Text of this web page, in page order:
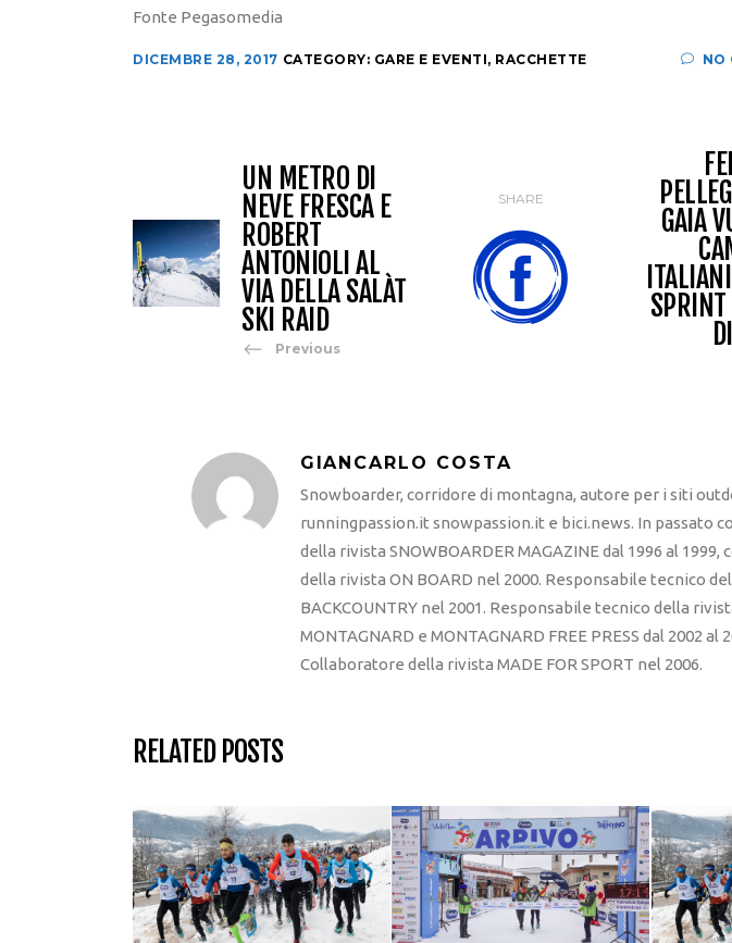
Fonte Pegasomedia
DICEMBRE 28, 2017 CATEGORY: GARE E EVENTI, RACCHETTE NO
UN METRO DI
NEVE FRESCA E
ROBERT
ANTONIOLI AL
VIA DELLA SALÀT
SKI RAID
Previous
SHARE
GAIA
GIANCARLO COSTA
Snowboarder, corridore di montagna, autore per i siti
runningpassion.it snowpassion.it e bici.news. In passato
della rivista SNOWBOARDER MAGAZINE dal 1996 al
della rivista ON BOARD nel 2000. Responsabile tecnico
BACKCOUNTRY nel 2001. Responsabile tecnico della
MONTAGNARD e MONTAGNARD FREE PRESS dal 2002 al
Collaboratore della rivista MADE FOR SPORT nel 2006.
RELATED POSTS